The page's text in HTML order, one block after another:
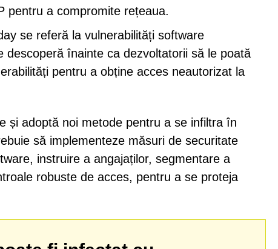
pentru a compromite rețeaua.
se referă la vulnerabilități software
înainte ca dezvoltatorii să le poată
pentru a obține acces neautorizat la
și adoptă noi metode pentru a se infiltra în
să implementeze măsuri de securitate
instruire a angajaților, segmentare a
robuste de acces, pentru a se proteja